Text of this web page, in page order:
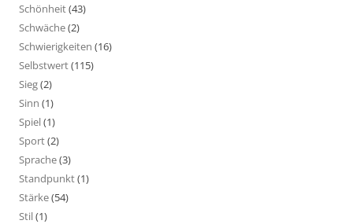
Schönheit(43)
Schwäche(2)
Schwierigkeiten (16)
Selbstwert(115)
Sieg(2)
Sinn (1)
Spiel(1)
Sport(2)
Sprache(3)
Standpunkt(1)
Stärke(54)
Stil(1)